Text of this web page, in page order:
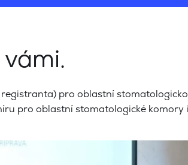
pro oblastní
pro oblastní stomatologické komory